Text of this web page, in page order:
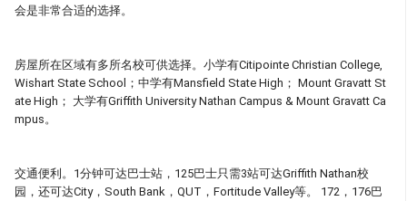
会是非常合适的选择。
房屋所在区域有多所名校可供选择。小学有Citipointe Christian College,
Wishart State School；中学有Mansfield State High； Mount Gravatt St
ate High； 大学有Griffith University Nathan Campus & Mount Gravatt Ca
mpus。
交通便利。1分钟可达巴士站，125巴士只需3站可达Griffith Nathan校
园，还可达City，South Bank，QUT，Fortitude Valley等。 172，176巴